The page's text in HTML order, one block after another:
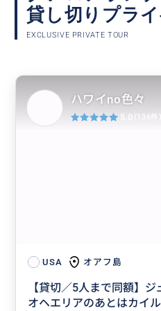
貸し切りプラ
EXCLUSIVE PRIVATE TOUR
USA オアフ島
【貸切／5人まで同額】
オヘエリアのあとはカイ
ハワイno色々
5.0 (136件)